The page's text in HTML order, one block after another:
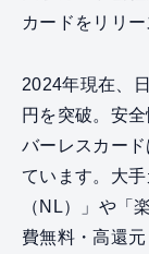
カードをリリ
2024年現在、
円を突破。安
バーレスカー
ています。大
（NL）」や「
費無料・高還